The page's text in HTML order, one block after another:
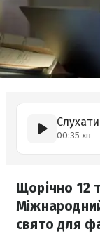
00:35 хв
Щорічно 12
свято для